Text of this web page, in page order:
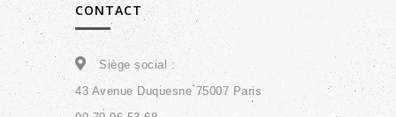
CONTACT
Siège social :
43 Avenue Duquesne 75007 Paris